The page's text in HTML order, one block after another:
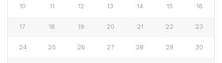
10 11 12 13 14 15 16
17 18 19 20 21 22 23
24 25 26 27 28 29 30